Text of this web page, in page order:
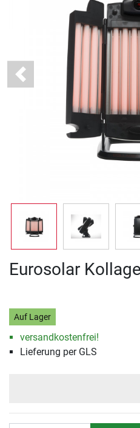
Previous
Eurosolar
Auf Lager
versandkostenfrei!
Lieferung per GLS